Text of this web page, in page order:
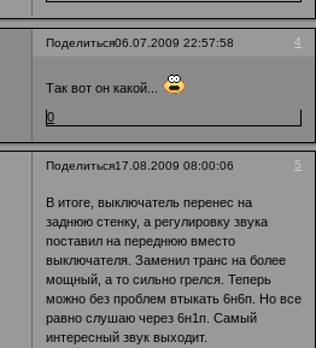
Поделиться 4
06.07.2009 22:57:58
Так вот он какой...
0
Поделиться 5
17.08.2009 08:00:06
В итоге, выключатель перенес на
заднюю стенку, а регулировку звука
поставил на переднюю вместо
выключателя. Заменил транс на более
мощный, а то сильно грелся. Теперь
можно без проблем втыкать 6н6п. Но все
равно слушаю через 6н1п. Самый
интересный звук выходит.